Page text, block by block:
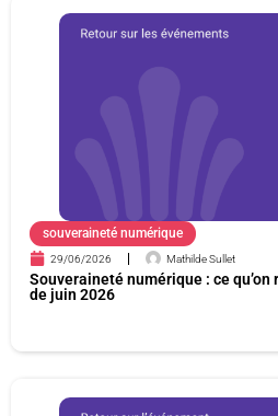
souveraineté numérique
29/06/2026 Mathilde Sullet
Souveraineté numérique : ce
de juin 2026